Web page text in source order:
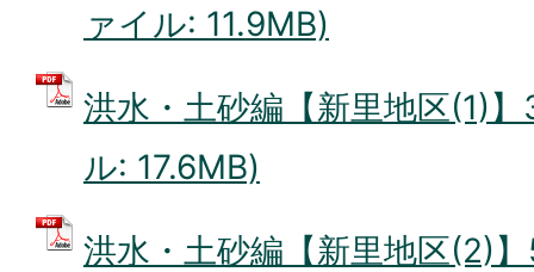
ァイル: 11.9MB)
洪水・土砂編【新里地区(1)
ル: 17.6MB)
洪水・土砂編【新里地区(2)